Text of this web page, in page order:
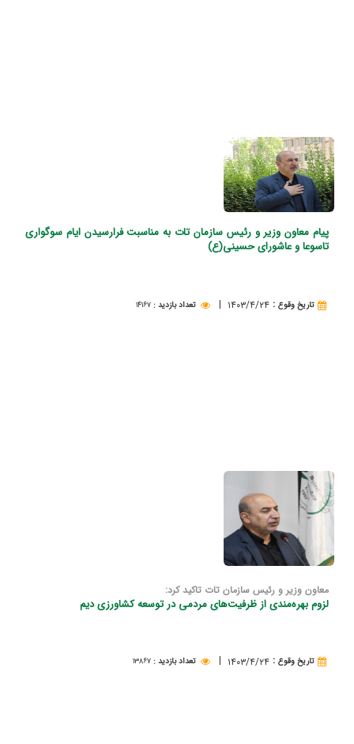
پیام معاون وزیر و رئیس سازمان تات به مناسبت فرارسیدن ایام سوگواری
تاسوعا و عاشورای حسینی(ع)
تاريخ وقوع : ۱۴۰۳/۴/۲۴ | تعداد بازدید : ۱۴۱۶۷
معاون وزیر و رئیس سازمان تات تاکید کرد:
لزوم بهره‌مندی از ظرفیت‌های مردمی در توسعه كشاورزی دیم
تاريخ وقوع : ۱۴۰۳/۴/۲۴ | تعداد بازدید : ۱۳۸۶۷